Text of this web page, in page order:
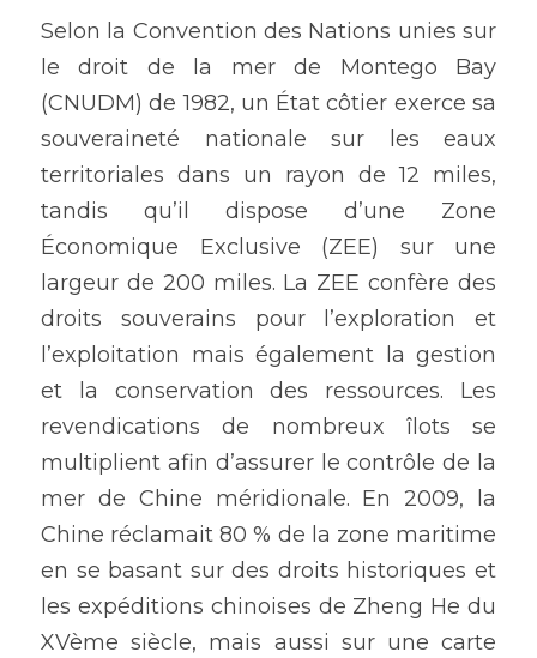
Selon la Convention des Nations unies sur
le droit de la mer de Montego Bay
(CNUDM) de 1982, un État côtier exerce sa
souveraineté nationale sur les eaux
territoriales dans un rayon de 12 miles,
tandis qu’il dispose d’une Zone
Économique Exclusive (ZEE) sur une
largeur de 200 miles. La ZEE confère des
droits souverains pour l’exploration et
l’exploitation mais également la gestion
et la conservation des ressources. Les
revendications de nombreux îlots se
multiplient afin d’assurer le contrôle de la
mer de Chine méridionale. En 2009, la
Chine réclamait 80 % de la zone maritime
en se basant sur des droits historiques et
les expéditions chinoises de Zheng He du
XVème siècle, mais aussi sur une carte